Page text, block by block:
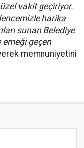
vakit geçiriyor.
harika
sunan Belediye
emeği geçen
memnuniyetini